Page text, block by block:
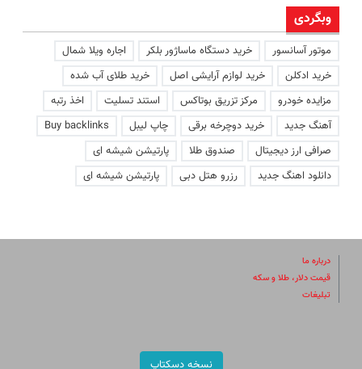
وبگردی
موتور آسانسور خرید دستگاه ماساژور بلکر
اجاره ویلا شمال
خرید ادکلن
خرید لوازم آرایشی اصل
خرید طلای آب شده
مزایده خودرو
مرکز تزریق بوتاکس استند تسلیت
اخذ رتبه
آهنگ جدید
خرید دوچرخه برقی چاپ لیبل
Buy backlinks
صرافی ارز دیجیتال
صندوق طلا
پارتیشن شیشه ای
دانلود اهنگ جدید
رزرو هتل دبی پارتیشن شیشه ای
درباره ما
قیمت دلار، طلا و سکه
تبلیغات
نسخه دسکتاپ